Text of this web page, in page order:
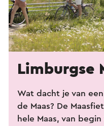
Limburgse
Wat dacht je van
de Maas? De
hele Maas, van